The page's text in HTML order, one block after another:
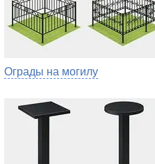
Ограды на могилу